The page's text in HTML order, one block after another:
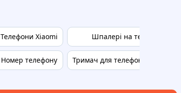
Телефони Xiaomi
Номер телефону
Шпалері на телефон
Тримач для телефону в машину